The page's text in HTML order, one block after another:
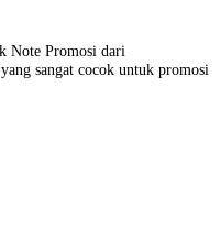
Note Promosi dari
sangat cocok untuk promosi